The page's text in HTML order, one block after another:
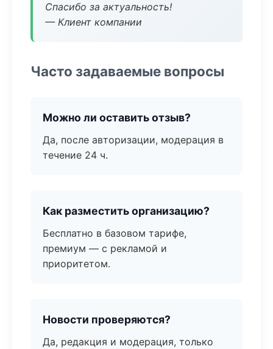
Спасибо за актуальность!
— Клиент компании
Часто задаваемые вопросы
Можно ли оставить отзыв?
Да, после авторизации, модерация в
течение 24 ч.
Как разместить организацию?
Бесплатно в базовом тарифе,
премиум — с рекламой и
приоритетом.
Новости проверяются?
Да, редакция и модерация, только